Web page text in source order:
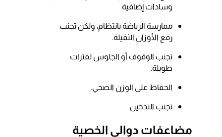
وسادات إضافية.
ممارسة الرياضة بانتظام، ولكن تجنب
رفع الأوزان الثقيلة.
تجنب الوقوف أو الجلوس لفترات
طويلة.
الحفاظ على الوزن الصحي.
تجنب التدخين.
مضاعفات دوالي الخصية